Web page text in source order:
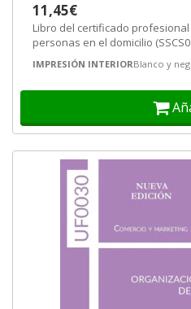
11,45€
Libro del certificado
personas en el domicilio
IMPRESIÓN INTERIORBlanco y